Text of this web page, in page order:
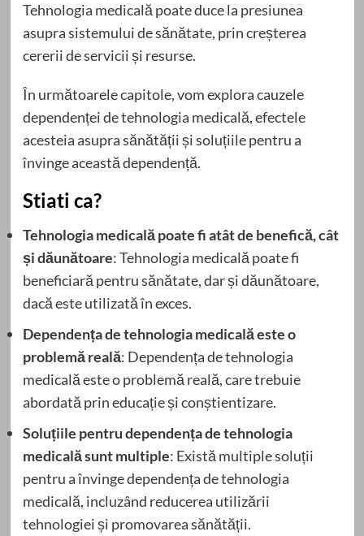
Tehnologia medicală poate duce la presiunea
asupra sistemului de sănătate, prin creșterea
cererii de servicii și resurse.
În următoarele capitole, vom explora cauzele
dependenței de tehnologia medicală, efectele
acesteia asupra sănătății și soluțiile pentru a
învinge această dependență.
Stiati ca?
Tehnologia medicală poate fi atât de benefică, cât
și dăunătoare: Tehnologia medicală poate fi
beneficiară pentru sănătate, dar și dăunătoare,
dacă este utilizată în exces.
Dependența de tehnologia medicală este o
problemă reală: Dependența de tehnologia
medicală este o problemă reală, care trebuie
abordată prin educație și conștientizare.
Soluțiile pentru dependența de tehnologia
medicală sunt multiple: Există multiple soluții
pentru a învinge dependența de tehnologia
medicală, incluzând reducerea utilizării
tehnologiei și promovarea sănătății.